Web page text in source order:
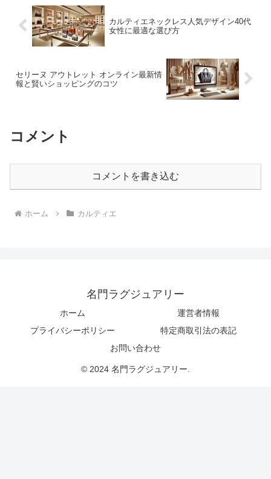
カルティエネックレス人気デザイン40代
女性に最適な選び方
セリーヌ アウトレット オンライン最新情
報と賢いショッピングのコツ
コメント
コメントを書き込む
ホーム カルティエ
名門ラグジュアリー
ホーム
運営者情報
プライバシーポリシー
特定商取引法の表記
お問い合わせ
© 2024 名門ラグジュアリー.